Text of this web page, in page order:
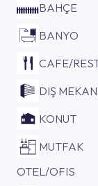
BAHÇE
BANYO
CAFE/
DIŞ MEKAN
KONUT
MUTFAK
OTEL/OFIS